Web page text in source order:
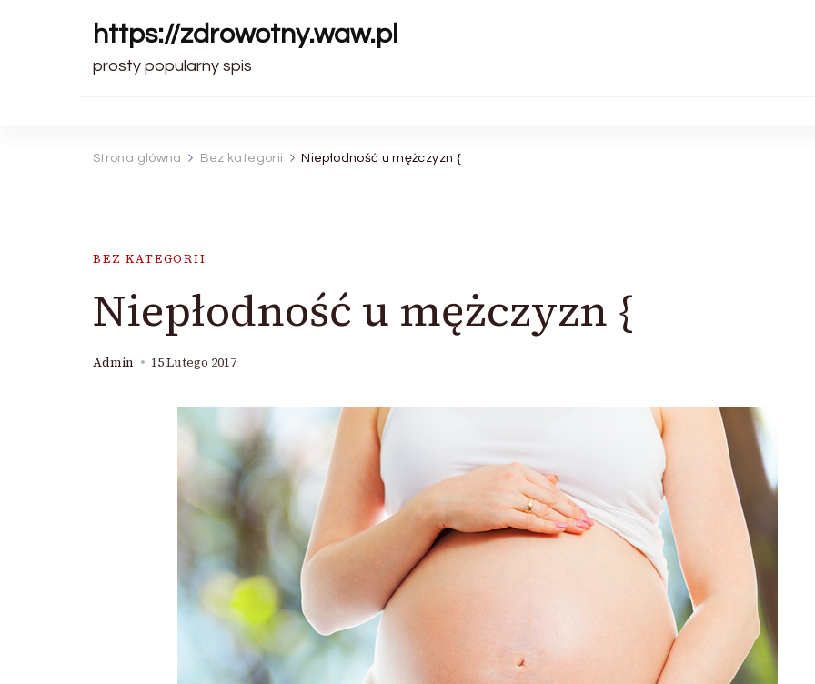
https://zdrowotny.waw.pl
prosty popularny spis
Strona główna Bez kategorii Niepłodność u mężczyzn {
BEZ KATEGORII
Niepłodność u mężczyzn {
Admin 15 Lutego 2017